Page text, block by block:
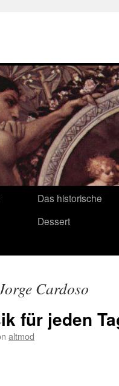
Das historische
Dessert
Cardoso
für jeden
altmod